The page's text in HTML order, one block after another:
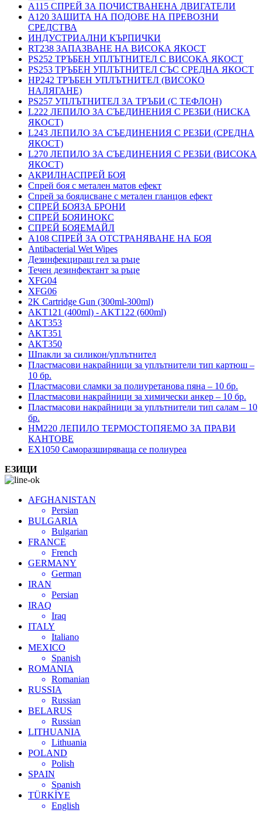
A115 СПРЕЙ ЗА ПОЧИСТВАНЕНА ДВИГАТЕЛИ
A120 ЗАЩИТА НА ПОДОВЕ НА ПРЕВОЗНИ
СРЕДСТВА
ИНДУСТРИАЛНИ КЪРПИЧКИ
RT238 ЗАПАЗВАНЕ НА ВИСОКА ЯКОСТ
PS252 ТРЪБЕН УПЛЪТНИТЕЛ С ВИСОКА ЯКОСТ
PS253 ТРЪБЕН УПЛЪТНИТЕЛ СЪС СРЕДНА ЯКОСТ
HP242 ТРЪБЕН УПЛЪТНИТЕЛ (ВИСОКО
НАЛЯГАНЕ)
PS257 УПЛЪТНИТЕЛ ЗА ТРЪБИ (С ТЕФЛОН)
L222 ЛЕПИЛО ЗА СЪЕДИНЕНИЯ С РЕЗБИ (НИСКА
ЯКОСТ)
L243 ЛЕПИЛО ЗА СЪЕДИНЕНИЯ С РЕЗБИ (СРЕДНА
ЯКОСТ)
L270 ЛЕПИЛО ЗА СЪЕДИНЕНИЯ С РЕЗБИ (ВИСОКА
ЯКОСТ)
АКРИЛНАСПРЕЙ БОЯ
Спрей боя с метален матов ефект
Спрей за боядисване с метален гланцов ефект
СПРЕЙ БОЯЗА БРОНИ
СПРЕЙ БОЯИНОКС
СПРЕЙ БОЯЕМАЙЛ
A108 СПРЕЙ ЗА ОТСТРАНЯВАНЕ НА БОЯ
Antibacterial Wet Wipes
Дезинфекциращ гел за ръце
Течен дезинфектант за ръце
XFG04
XFG06
2K Cartridge Gun (300ml-300ml)
AKT121 (400ml) - AKT122 (600ml)
AKT353
AKT351
AKT350
Шпакли за силикон/уплътнител
Пластмасови накрайници за уплътнители тип картюш –
10 бр.
Пластмасови сламки за полиуретанова пяна – 10 бр.
Пластмасови накрайници за химически анкер – 10 бр.
Пластмасови накрайници за уплътнители тип салам – 10
бр.
HM220 ЛЕПИЛО ТЕРМОСТОПЯЕМО ЗА ПРАВИ
КАНТОВЕ
EX1050 Саморазширяваща се полиуреа
ЕЗИЦИ
AFGHANISTAN
Persian
BULGARIA
Bulgarian
FRANCE
French
GERMANY
German
IRAN
Persian
IRAQ
Iraq
ITALY
Italiano
MEXICO
Spanish
ROMANIA
Romanian
RUSSIA
Russian
BELARUS
Russian
LITHUANIA
Lithuania
POLAND
Polish
SPAIN
Spanish
TÜRKİYE
English